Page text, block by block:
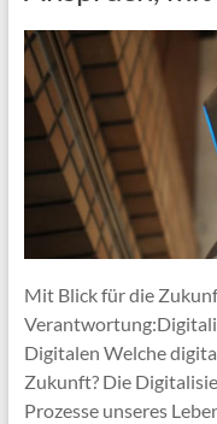
Mit Blick für die
Digitalen Welche
Zukunft? Die
Prozesse unseres